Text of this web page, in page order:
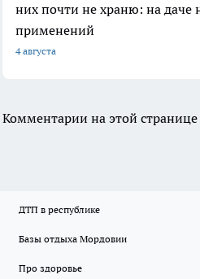
них почти не храню: на
применений
4 августа
Комментарии на этой
ДТП в республике
Базы отдыха Мордовии
Про здоровье